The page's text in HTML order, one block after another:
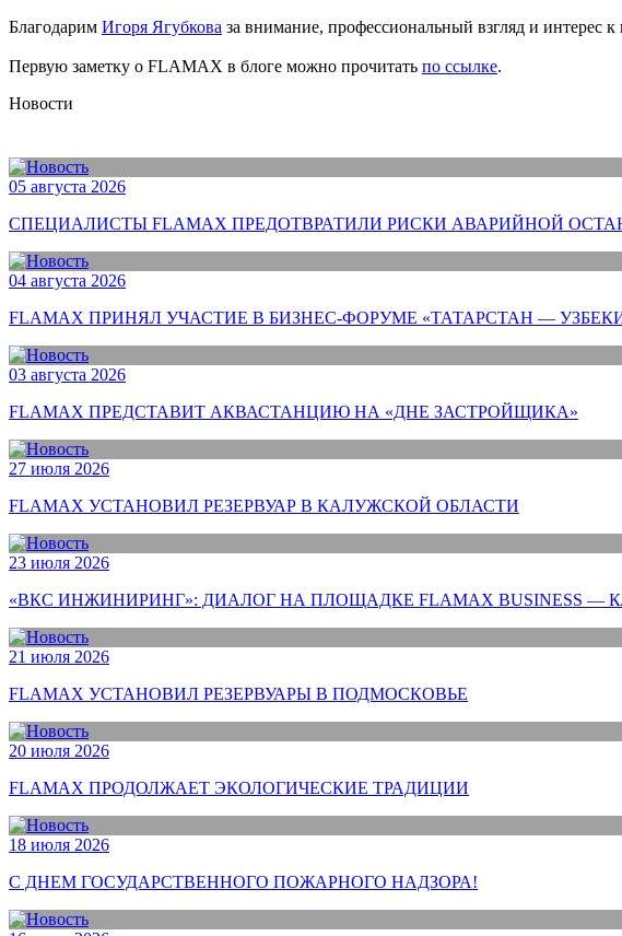
Благодарим Игоря Ягубкова за внимание, профессиональный взгляд и интерес
Первую заметку о FLAMAX в блоге можно прочитать по ссылке.
Новости
05 августа 2026
СПЕЦИАЛИСТЫ FLAMAX ПРЕДОТВРАТИЛИ РИСКИ АВАРИЙНОЙ
04 августа 2026
FLAMAX ПРИНЯЛ УЧАСТИЕ В БИЗНЕС-ФОРУМЕ «ТАТАРСТАН —
03 августа 2026
FLAMAX ПРЕДСТАВИТ АКВАСТАНЦИЮ НА «ДНЕ ЗАСТРОЙЩИКА»
27 июля 2026
FLAMAX УСТАНОВИЛ РЕЗЕРВУАР В КАЛУЖСКОЙ ОБЛАСТИ
23 июля 2026
«ВКС ИНЖИНИРИНГ»: ДИАЛОГ НА ПЛОЩАДКЕ FLAMAX BUSINESS —
21 июля 2026
FLAMAX УСТАНОВИЛ РЕЗЕРВУАРЫ В ПОДМОСКОВЬЕ
20 июля 2026
FLAMAX ПРОДОЛЖАЕТ ЭКОЛОГИЧЕСКИЕ ТРАДИЦИИ
18 июля 2026
С ДНЕМ ГОСУДАРСТВЕННОГО ПОЖАРНОГО НАДЗОРА!